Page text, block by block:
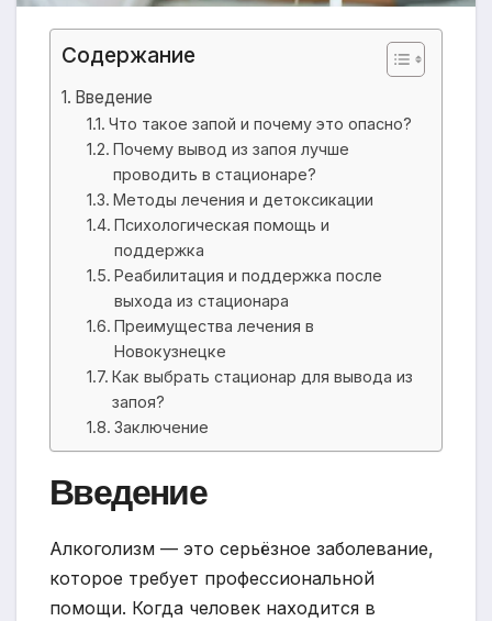
Содержание
Введение
Что такое запой и почему это опасно?
Почему вывод из запоя лучше
проводить в стационаре?
Методы лечения и детоксикации
Психологическая помощь и
поддержка
Реабилитация и поддержка после
выхода из стационара
Преимущества лечения в
Новокузнецке
Как выбрать стационар для вывода из
запоя?
Заключение
Введение
Алкоголизм — это серьёзное заболевание,
которое требует профессиональной
помощи. Когда человек находится в